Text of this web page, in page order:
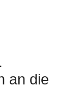
an die